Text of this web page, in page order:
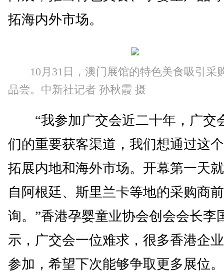
拓海内外市场。
10月31日，澳门展馆的特色美食吸引采
品尝。中新社记者 孙秋霞 摄
“我参加广交会近二十年，广交
们的重要获客渠道，我们想通过这
拓展内地和海外市场。开幕第一天
自阿根廷、斯里兰卡等地的采购商
询。”香港孕婴童业协会创会会长李
示，广交会一位难求，很多香港企
参加，希望下次能够争取更多展位。